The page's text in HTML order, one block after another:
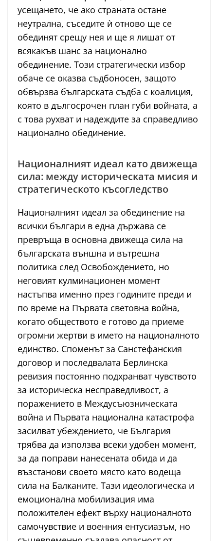
усещането, че ако страната остане
неутрална, съседите ѝ отново ще се
обединят срещу нея и ще я лишат от
всякакъв шанс за национално
обединение. Този стратегически избор
обаче се оказва съдбоносен, защото
обвързва българската съдба с коалиция,
която в дългосрочен план губи войната, а
с това рухват и надеждите за справедливо
национално обединение.
Националният идеал като движеща
сила: между историческата мисия и
стратегическото късогледство
Националният идеал за обединение на
всички българи в една държава се
превръща в основна движеща сила на
българската външна и вътрешна
политика след Освобождението, но
неговият кулминационен момент
настъпва именно през годините преди и
по време на Първата световна война,
когато обществото е готово да приеме
огромни жертви в името на националното
единство. Споменът за Санстефанския
договор и последвалата Берлинска
ревизия постоянно подхранват чувството
за историческа несправедливост, а
поражението в Междусъюзническата
война и Първата национална катастрофа
засилват убеждението, че България
трябва да използва всеки удобен момент,
за да поправи нанесената обида и да
възстанови своето място като водеща
сила на Балканите. Тази идеологическа и
емоционална мобилизация има
положителен ефект върху националното
самочувствие и военния ентусиазъм, но